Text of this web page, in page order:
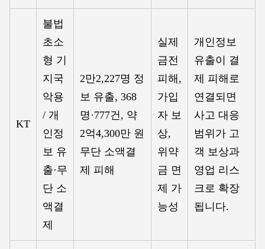
KT
불법
초소
형 기
지국
악용
/ 개
인정
보 유
출·무
단 소
액결
제
2만2,227명 정
보 유출, 368
명·777건, 약
2억4,300만 원
무단 소액결
제 피해
실제
금전
피해,
가입
자 보
상,
위약
금 면
제 가
능성
개인정보
유출이 결
제 피해로
연결되면
사고 대응
범위가 고
객 보상과
영업 리스
크로 확장
됩니다.